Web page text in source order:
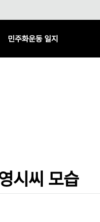
민주화운동 일지
시씨 모습